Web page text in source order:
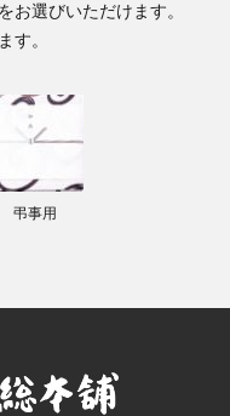
お選びいただけます。
す。
弔事用